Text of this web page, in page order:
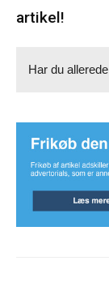
artikel!
Har du